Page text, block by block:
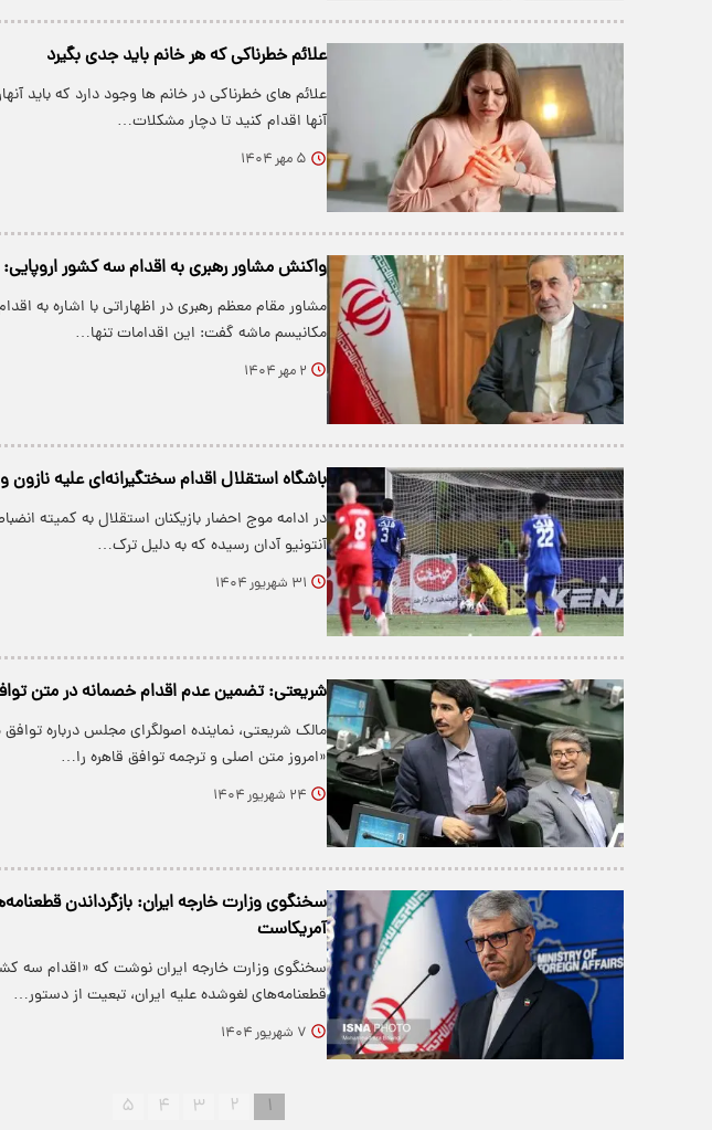
علائم خطرناکی که هر خانم باید جدی بگیرد
علائم های خطرناکی در خانم ها وجود دارد که باید
آنها اقدام کنید تا دچار مشکلات…
۵ مهر ۱۴۰۴
واکنش مشاور رهبری به اقدام سه کشور
مشاور مقام معظم رهبری در اظهاراتی با اشاره به
مکانیسم ماشه گفت: این اقدامات تنها…
۲ مهر ۱۴۰۴
باشگاه استقلال اقدام سختگیرانه‌ای علیه
در ادامه موج احضار بازیکنان استقلال به کمیته
آنتونیو آدان رسیده که به دلیل ترک…
۳۱ شهریور ۱۴۰۴
شریعتی: تضمین عدم اقدام خصمانه در متن
مالک شریعتی، نماینده اصولگرای مجلس درباره
«امروز متن اصلی و ترجمه ‎توافق قاهره را…
۲۴ شهریور ۱۴۰۴
سخنگوی وزارت خارجه ایران: بازگرداندن
آمریکاست
سخنگوی وزارت خارجه ایران نوشت که «اقدام سه
قطعنامه‌های لغوشده علیه ایران، تبعیت از دستور…
۷ شهریور ۱۴۰۴
۱ ۲ ۳ ۴ ۵